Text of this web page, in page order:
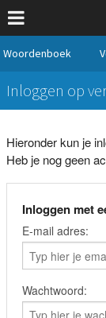
Woordenboek
Inloggen op
Hieronder kun je
Heb je nog geen
Inloggen met
E-mail adres:
Wachtwoord: